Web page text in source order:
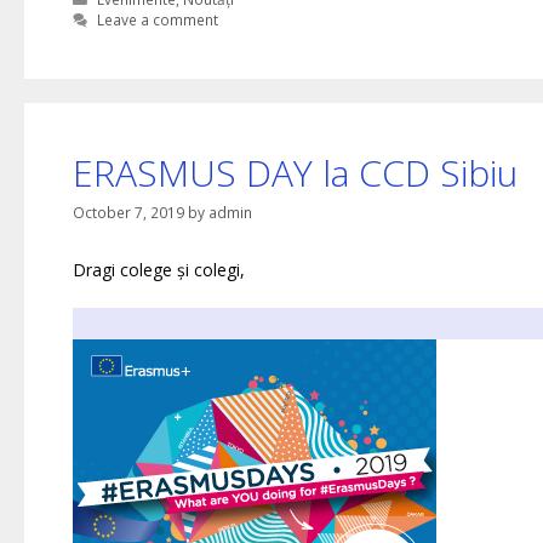
Leave a comment
ERASMUS DAY la CCD Sibiu
October 7, 2019 by admin
Dragi colege și colegi,